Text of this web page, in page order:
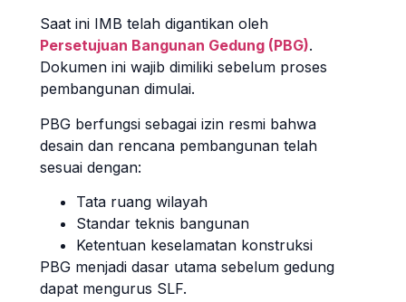
Saat ini IMB telah digantikan oleh
Persetujuan Bangunan Gedung (PBG).
Dokumen ini wajib dimiliki sebelum proses
pembangunan dimulai.
PBG berfungsi sebagai izin resmi bahwa
desain dan rencana pembangunan telah
sesuai dengan:
Tata ruang wilayah
Standar teknis bangunan
Ketentuan keselamatan konstruksi
PBG menjadi dasar utama sebelum gedung
dapat mengurus SLF.